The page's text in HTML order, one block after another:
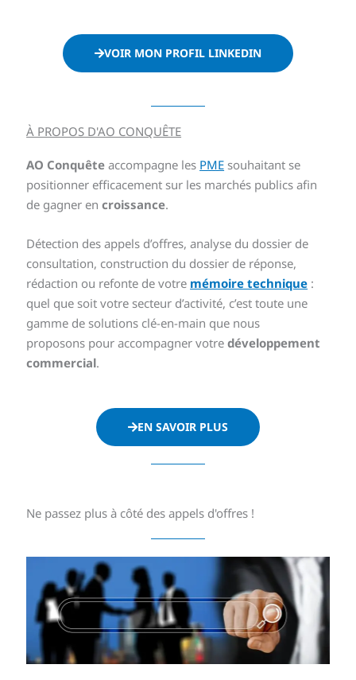
VOIR MON PROFIL LINKEDIN
À PROPOS D'AO CONQUÊTE
AO Conquête accompagne les PME souhaitant se
positionner efficacement sur les marchés publics afin
de gagner encroissance.
Détection des appels d’offres, analyse du dossier de
consultation, construction du dossier de réponse,
rédaction ou refonte de votre mémoire technique :
quel que soit votre secteur d’activité, c’est toute une
gamme de solutions clé-en-main que nous
proposons pour accompagner votredéveloppement
commercial.
EN SAVOIR PLUS
Ne passez plus à côté des appels d'offres !